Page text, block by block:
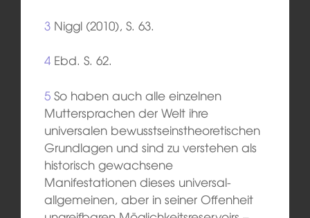
3Niggl (2010), S. 63.
4Ebd. S. 62.
5So haben auch alle einzelnen
Muttersprachen der Welt ihre
universalen bewusstseinstheoretischen
Grundlagen und sind zu verstehen als
historisch gewachsene
Manifestationen dieses universal-
allgemeinen, aber in seiner Offenheit